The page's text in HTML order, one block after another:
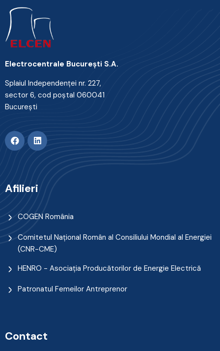
Electrocentrale Bucureşti S.A.
Splaiul Independenţei nr. 227,
sector 6, cod poştal 060041
Bucureşti
Afilieri
COGEN România
Comitetul Naţional Român al Consiliului Mondial al Energiei
(CNR-CME)
HENRO - Asociația Producătorilor de Energie Electrică
Patronatul Femeilor Antreprenor
Contact